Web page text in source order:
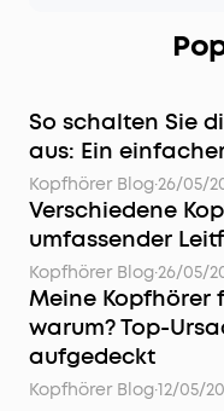
So schalten Sie
aus: Ein
Kopfhörer Blog·26/05/
Verschiedene
umfassender
Kopfhörer Blog·26/05/
Meine Kopfhörer
warum? Top-
aufgedeckt
Kopfhörer Blog·12/05/